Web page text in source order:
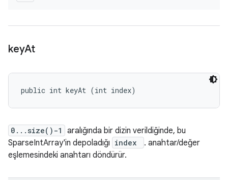
keyAt
public int keyAt (int index)
0...size()-1
aralığında bir dizin verildiğinde, bu
SparseIntArray'in depoladığı index
. anahtar/değer
eşlemesindeki anahtarı döndürür.